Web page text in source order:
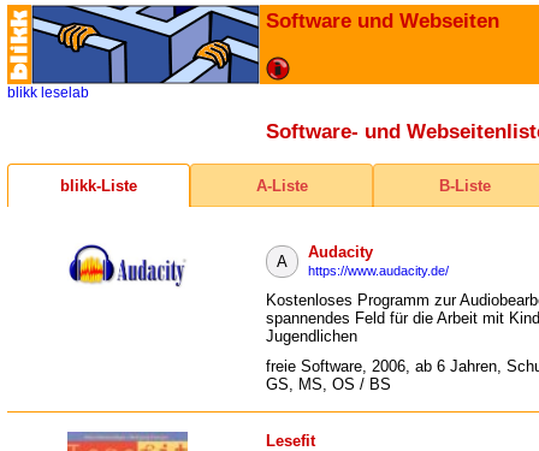
Software und Webseiten
blikk leselab
Software- und
blikk-Liste A-Liste B-Liste
A
Audacity
https://www.audacity.de/
Kostenloses Programm zur
spannendes Feld für die Arbeit mit
Jugendlichen
freie Software, 2006, ab 6 Jahren,
GS, MS, OS / BS
Lesefit